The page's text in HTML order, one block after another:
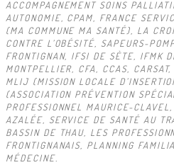
ACCOMPAGNEMENT SOINS
AUTONOMIE, CPAM, FRANCE
(MA COMMUNE MA SANTÉ), LA
CONTRE L’OBÉSITÉ, SAPEURS-
FRONTIGNAN, IFSI DE SÈTE, IFMK
MONTPELLIER, CFA, CCAS,
MLIJ (MISSION LOCALE
(ASSOCIATION PRÉVENTION
PROFESSIONNEL MAURICE-
AZALÉE, SERVICE DE SANTÉ AU
BASSIN DE THAU, LES
FRONTIGNANAIS, PLANNING
MÉDECINE.